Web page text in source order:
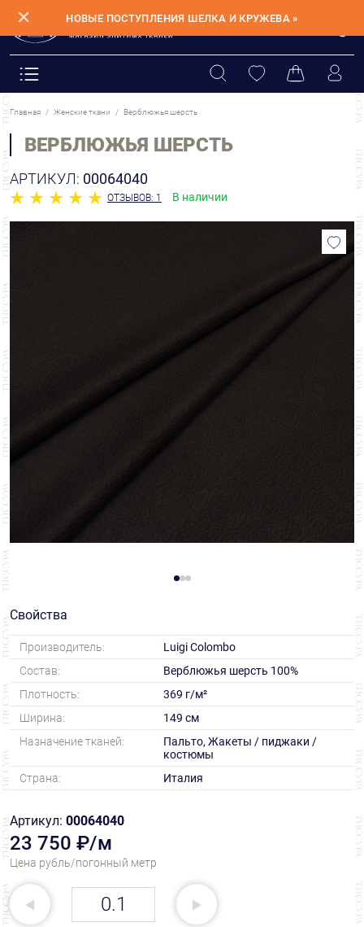
✕ НОВЫЕ ПОСТУПЛЕНИЯ ШЕЛКА И КРУЖЕВА »
Главная Женские ткани Верблюжья шерсть
ВЕРБЛЮЖЬЯ ШЕРСТЬ
АРТИКУЛ: 00064040
ОТЗЫВОВ: 1 В наличии
Свойства
Производитель:
Luigi Colombo
Состав:
Верблюжья шерсть 100%
Плотность:
369 г/м²
Ширина:
149 см
Назначение тканей:
Пальто, Жакеты / пиджаки /
костюмы
Страна:
Италия
Артикул: 00064040
23 750 ₽/м
Цена рубль/погонный метр